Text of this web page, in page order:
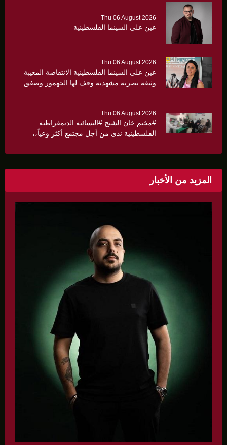
Thu 06 August 2026
عين على السينما الفلسطينية
Thu 06 August 2026
عين على السينما الفلسطينية الانتفاضة المغيبة
وثيقة بصرية مشهدية وقف لها الجهمور وصفق
Thu 06 August 2026
#مخيم خان الشيح #النسائية الديمقراطية
الفلسطينية ندى من أجل مجتمع أكثر وعياً،،
بروشورات توعوية على سيدات الحي.
المزيد من الأخبار